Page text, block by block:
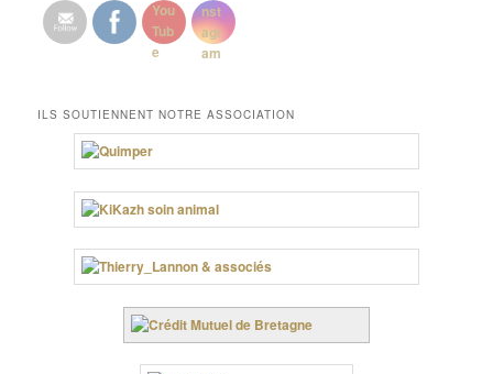
ILS SOUTIENNENT NOTRE ASSOCIATION